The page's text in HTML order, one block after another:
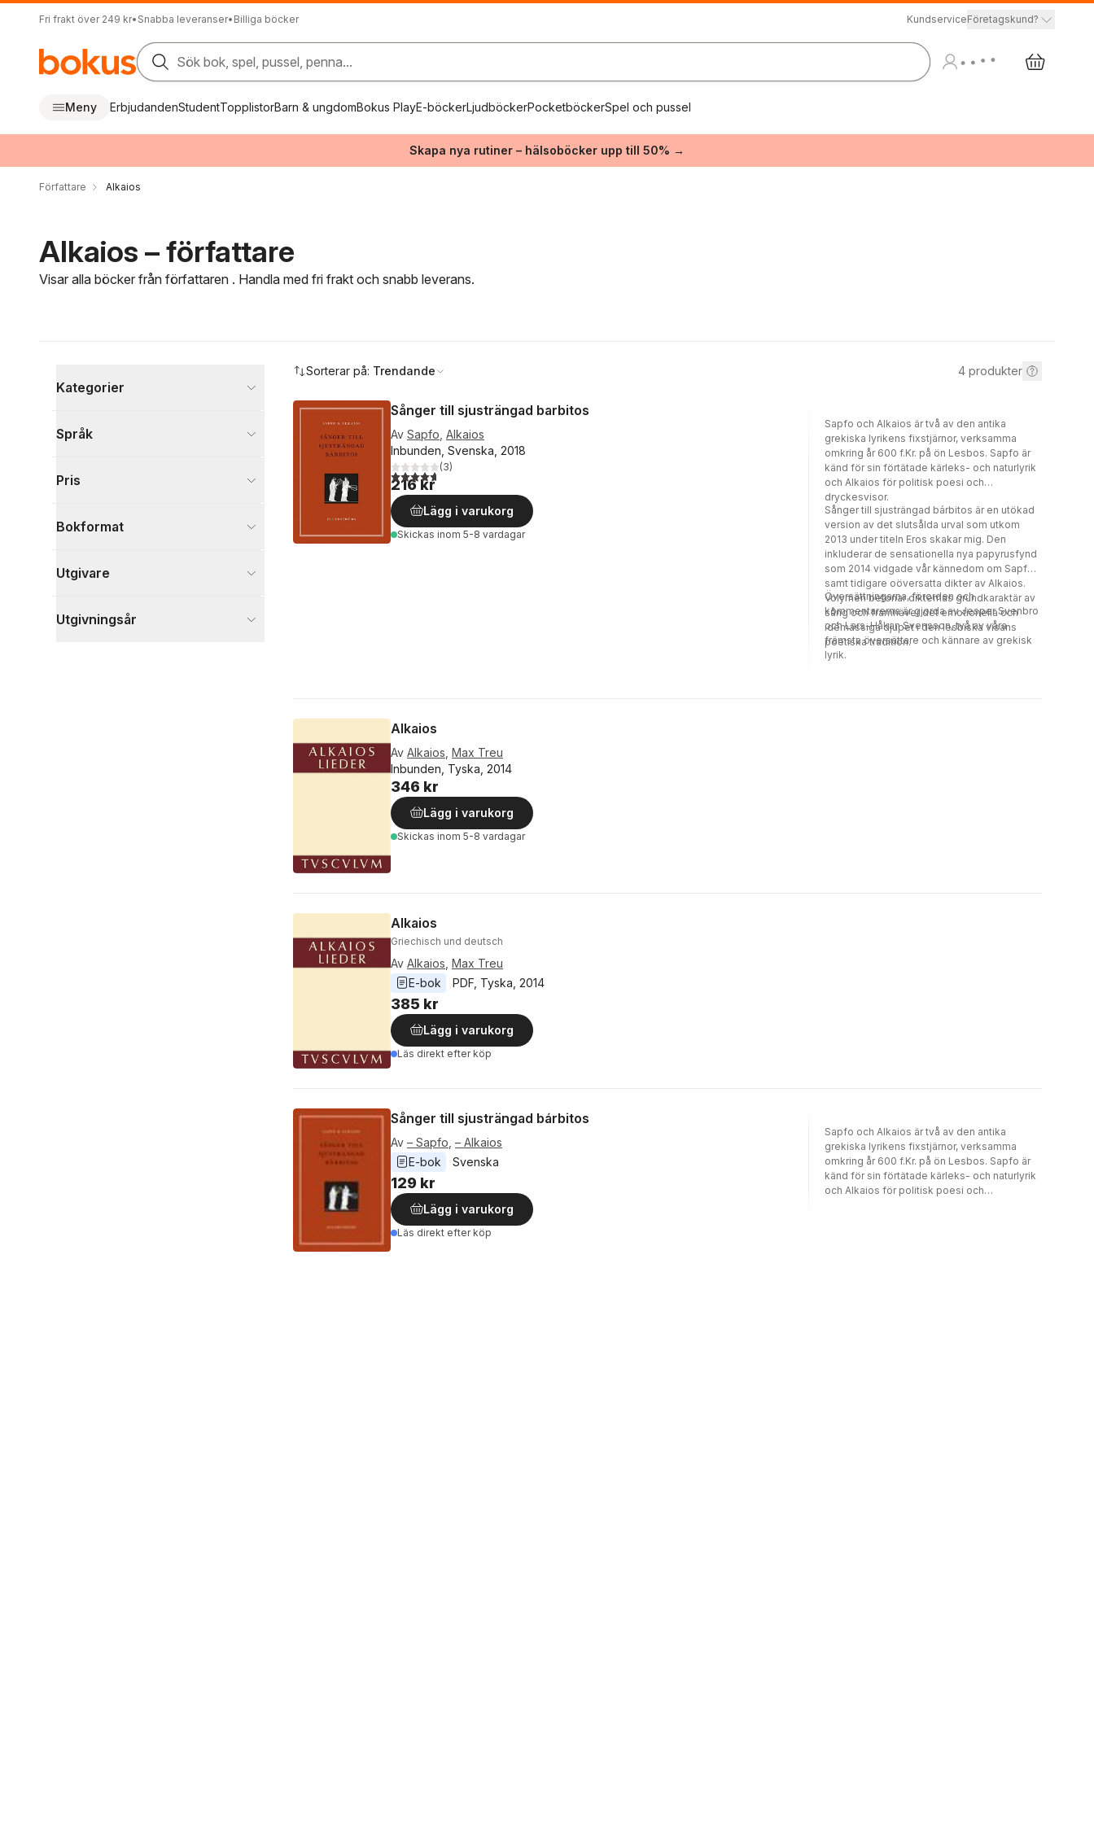
Fri frakt över 249 kr• Snabba leveranser• Billiga böcker KundserviceFöretagskund?
Sök bok, spel, pussel, penna...
Meny ErbjudandenStudentTopplistorBarn & ungdomBokus PlayE-böckerLjudböckerPocketböckerSpel och pussel
Skapa nya rutiner – hälsoböcker upp till 50% →
Författare Alkaios
Alkaios – författare
Visar alla böcker från författaren . Handla med fri frakt och snabb leverans.
Kategorier
Visa fler
Språk
Pris
Bokformat
Utgivare
Utgivningsår
Sorterar på: Trendande 4 produkter
Sånger till sjusträngad barbitos
Av Sapfo Alkaios
Inbunden, Svenska, 2018
4,7utav 5 stjärnor. Totalt antal röster:
(3)
216 kr
Lägg i varukorg
Skickas inom 5-8 vardagar
Sapfo och Alkaios är två av den antika
grekiska lyrikens fixstjärnor, verksamma
omkring år 600 f.Kr. på ön Lesbos. Sapfo är
känd för sin förtätade kärleks- och naturlyrik
och Alkaios för politisk poesi och
dryckesvisor.
Sånger till sjusträngad bárbitos är en utökad
version av det slutsålda urval som utkom
2013 under titeln Eros skakar mig. Den
inkluderar de sensationella nya papyrusfynd
som 2014 vidgade vår kännedom om Sapfo
samt tidigare oöver­satta dikter av Alkaios.
Volymen betonar dikternas grundkaraktär av
sång och framhäver det emotionella och
idémässiga djupet i den lesbiska visans
poetiska tradition.
Översättningarna, förorden och
kommentarerna är gjorda av Jesper Svenbro
och Lars-­Håkan Svensson, två av våra
främsta översättare och kännare av grekisk
lyrik.
Alkaios
Av Alkaios Max Treu
Inbunden, Tyska, 2014
346 kr
Lägg i varukorg
Skickas inom 5-8 vardagar
Alkaios
Griechisch und deutsch
Av Alkaios Max Treu
E-bok
PDF Tyska 2014
385 kr
Lägg i varukorg
Läs direkt efter köp
Sånger till sjusträngad bárbitos
Av – Sapfo – Alkaios
E-bok
Svenska
129 kr
Lägg i varukorg
Läs direkt efter köp
Sapfo och Alkaios är två av den antika
grekiska lyrikens fixstjärnor, verksamma
omkring år 600 f.Kr. på ön Lesbos. Sapfo är
känd för sin förtätade kärleks- och naturlyrik
och Alkaios för politisk poesi och